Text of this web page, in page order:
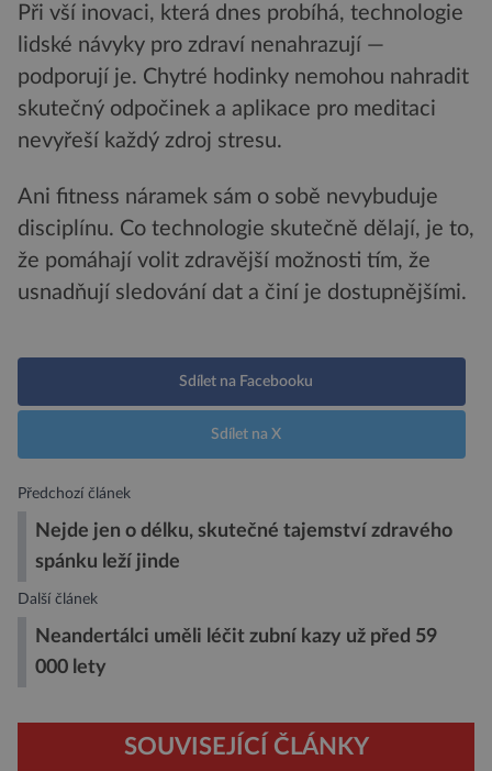
Při vší inovaci, která dnes probíhá, technologie
lidské návyky pro zdraví nenahrazují —
podporují je. Chytré hodinky nemohou nahradit
skutečný odpočinek a aplikace pro meditaci
nevyřeší každý zdroj stresu.
Ani fitness náramek sám o sobě nevybuduje
disciplínu. Co technologie skutečně dělají, je to,
že pomáhají volit zdravější možnosti tím, že
usnadňují sledování dat a činí je dostupnějšími.
Sdílet na Facebooku
Sdílet na X
Předchozí článek
Nejde jen o délku, skutečné tajemství zdravého
spánku leží jinde
Další článek
Neandertálci uměli léčit zubní kazy už před 59
000 lety
SOUVISEJÍCÍ ČLÁNKY